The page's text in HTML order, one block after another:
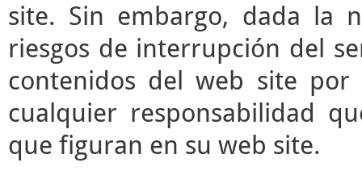
site. Sin embargo, dada la
riesgos de interrupción del
contenidos del web site por
cualquier responsabilidad
que figuran en su web site.